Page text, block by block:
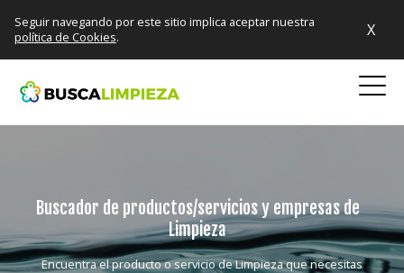
Seguir navegando por este sitio implica aceptar nuestra
política de Cookies. X
Buscador de productos/servicios y empresas de
Limpieza
Encuentra el producto o servicio de Limpieza que necesitas